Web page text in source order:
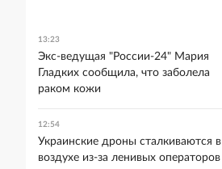
13:23
Экс-ведущая "России-24" Мария
Гладких сообщила, что заболела
раком кожи
12:54
Украинские дроны сталкиваются в
воздухе из-за ленивых операторов